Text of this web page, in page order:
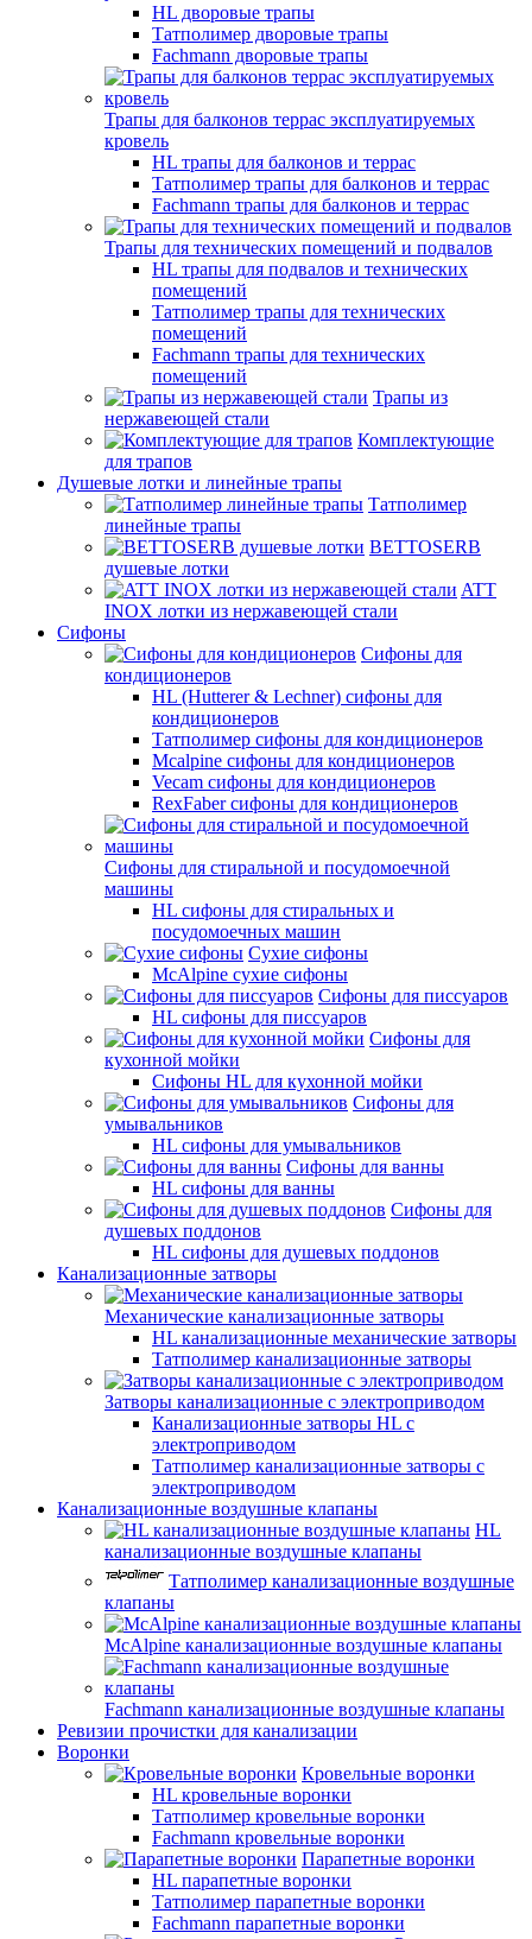
HL дворовые трапы
Татполимер дворовые трапы
Fachmann дворовые трапы
Трапы для балконов террас эксплуатируемых
кровель
HL трапы для балконов и террас
Татполимер трапы для балконов и террас
Fachmann трапы для балконов и террас
Трапы для технических помещений и подвалов
HL трапы для подвалов и технических
помещений
Татполимер трапы для технических
помещений
Fachmann трапы для технических
помещений
Трапы из
нержавеющей стали
Комплектующие
для трапов
Душевые лотки и линейные трапы
Татполимер
линейные трапы
BETTOSERB
душевые лотки
ATT
INOX лотки из нержавеющей стали
Сифоны
Сифоны для
кондиционеров
HL (Hutterer & Lechner) сифоны для
кондиционеров
Татполимер сифоны для кондиционеров
Mcalpine сифоны для кондиционеров
Vecam сифоны для кондиционеров
RexFaber сифоны для кондиционеров
Сифоны для стиральной и посудомоечной
машины
HL сифоны для стиральных и
посудомоечных машин
Сухие сифоны
McAlpine сухие сифоны
Сифоны для писсуаров
HL сифоны для писсуаров
Сифоны для
кухонной мойки
Сифоны HL для кухонной мойки
Сифоны для
умывальников
HL сифоны для умывальников
Сифоны для ванны
HL сифоны для ванны
Сифоны для
душевых поддонов
HL сифоны для душевых поддонов
Канализационные затворы
Механические канализационные затворы
HL канализационные механические затворы
Татполимер канализационные затворы
Затворы канализационные с электроприводом
Канализационные затворы HL с
электроприводом
Татполимер канализационные затворы с
электроприводом
Канализационные воздушные клапаны
HL
канализационные воздушные клапаны
Татполимер канализационные воздушные
клапаны
McAlpine канализационные воздушные клапаны
Fachmann канализационные воздушные клапаны
Ревизии прочистки для канализации
Воронки
Кровельные воронки
HL кровельные воронки
Татполимер кровельные воронки
Fachmann кровельные воронки
Парапетные воронки
HL парапетные воронки
Татполимер парапетные воронки
Fachmann парапетные воронки